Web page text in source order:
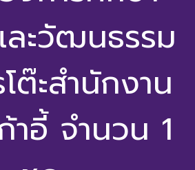
ละวัฒนธรรม
ต๊ะสำนักงาน
าอี้ จำนวน 1